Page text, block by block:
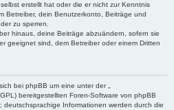
erstellt hat oder die er nicht zur Kenntnis
Betreiber, dein Benutzerkonto, Beiträge und
zu sperren.
hinaus, deine Beiträge abzuändern, sofern sie
geeignet sind, dem Betreiber oder einem Dritten
bei phpBB um eine unter der „
bereitgestellten Foren-Software von phpBB
deutschsprachige Informationen werden durch die